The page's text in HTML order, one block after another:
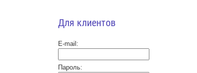
Для клиентов
E-mail:
Пароль: